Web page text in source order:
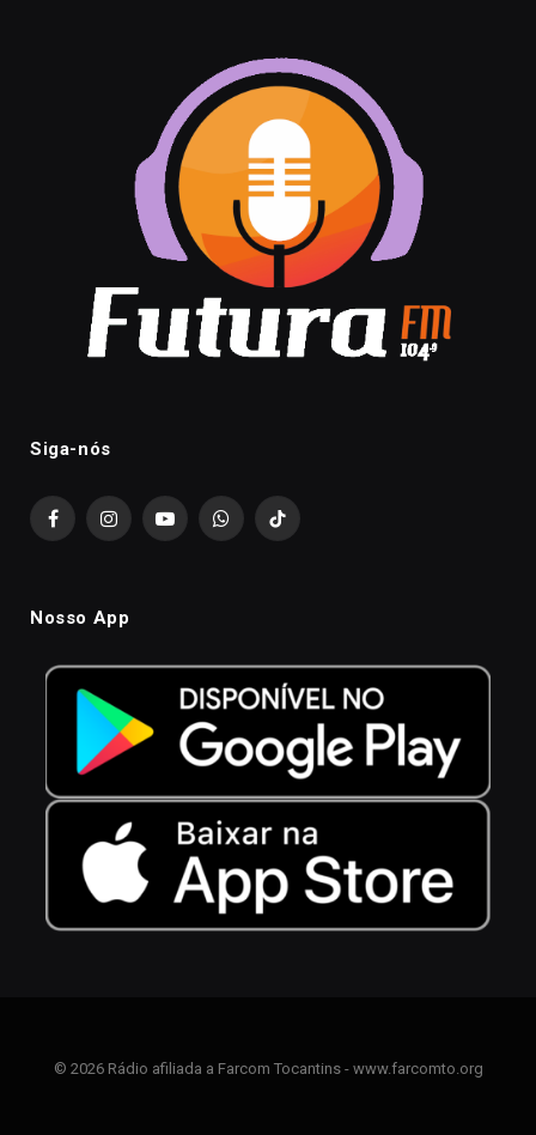
Siga-nós
FacebookInstagramYouTubeWhatsAppTikTok
Nosso App
© 2026 Rádio afiliada a Farcom Tocantins - www.farcomto.org